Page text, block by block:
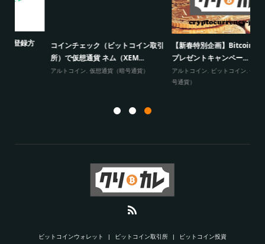
コインチェック（ビットコイン取引
所）で仮想通貨 ネム（XEM...
,仮想通貨（暗号通貨）
【新春特別企画】Bitcoin10万円分
プレゼントキャンペー...
アルトコイン ,ビットコイン ,仮想通貨（暗
ビットコインウォレット ビットコイン取引所 ビットコイン投資